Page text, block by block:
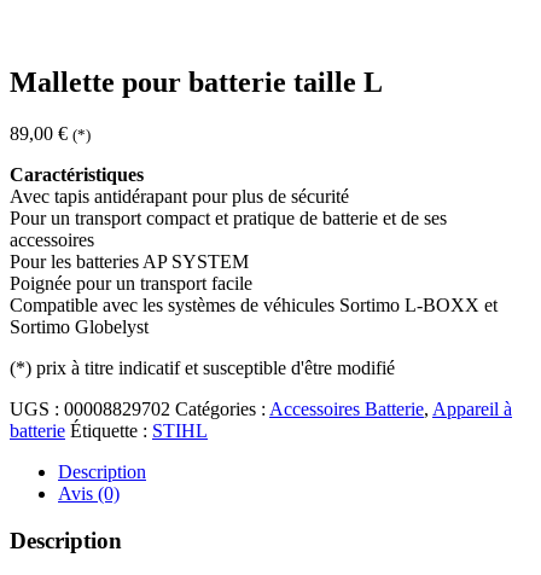
Mallette pour batterie taille L
89,00 € (*)
Caractéristiques
Avec tapis antidérapant pour plus de sécurité
Pour un transport compact et pratique de batterie et de ses
accessoires
Pour les batteries AP SYSTEM
Poignée pour un transport facile
Compatible avec les systèmes de véhicules Sortimo L-BOXX et
Sortimo Globelyst
(*) prix à titre indicatif et susceptible d'être modifié
UGS : 00008829702 Catégories : Accessoires Batterie, Appareil à
batterie Étiquette : STIHL
Description
Avis (0)
Description